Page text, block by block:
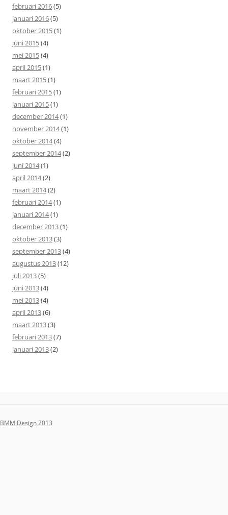
februari 2016(5)
januari 2016(5)
oktober 2015(1)
juni 2015(4)
mei 2015(4)
april 2015(1)
maart 2015(1)
februari 2015(1)
januari 2015(1)
december 2014(1)
november 2014(1)
oktober 2014(4)
september 2014(2)
juni 2014(1)
april 2014(2)
maart 2014(2)
februari 2014(1)
januari 2014(1)
december 2013(1)
oktober 2013(3)
september 2013(4)
augustus 2013(12)
juli 2013(5)
juni 2013(4)
mei 2013(4)
april 2013(6)
maart 2013(3)
februari 2013(7)
januari 2013(2)
BMM Design 2013